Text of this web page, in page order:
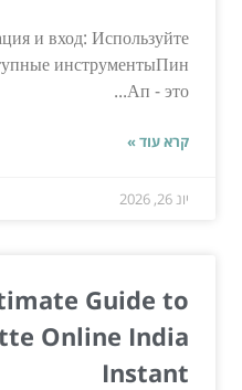
и вход: Используйте
инструментыПин
Ап - это...
קרא עוד »
יונ 26, 2026
Guide to
Online India
Instant